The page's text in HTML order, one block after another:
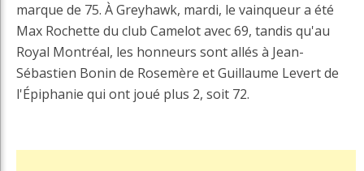
marque de 75. À Greyhawk, mardi, le vainqueur a été
Max Rochette du club Camelot avec 69, tandis qu'au
Royal Montréal, les honneurs sont allés à Jean-
Sébastien Bonin de Rosemère et Guillaume Levert de
l'Épiphanie qui ont joué plus 2, soit 72.